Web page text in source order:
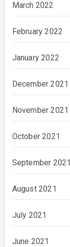
March 2022
February 2022
January 2022
December 2021
November 2021
October 2021
September 2021
August 2021
July 2021
June 2021